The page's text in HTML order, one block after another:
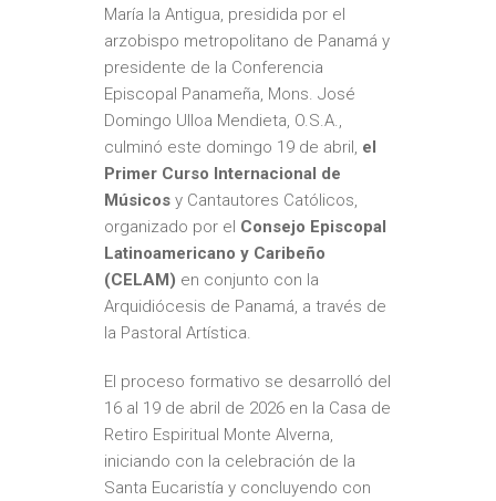
María la Antigua, presidida por el
arzobispo metropolitano de Panamá y
presidente de la Conferencia
Episcopal Panameña, Mons. José
Domingo Ulloa Mendieta, O.S.A.,
culminó este domingo 19 de abril, el
Primer Curso Internacional de
Músicos y Cantautores Católicos,
organizado por el Consejo Episcopal
Latinoamericano y Caribeño
(CELAM) en conjunto con la
Arquidiócesis de Panamá, a través de
la Pastoral Artística.
El proceso formativo se desarrolló del
16 al 19 de abril de 2026 en la Casa de
Retiro Espiritual Monte Alverna,
iniciando con la celebración de la
Santa Eucaristía y concluyendo con